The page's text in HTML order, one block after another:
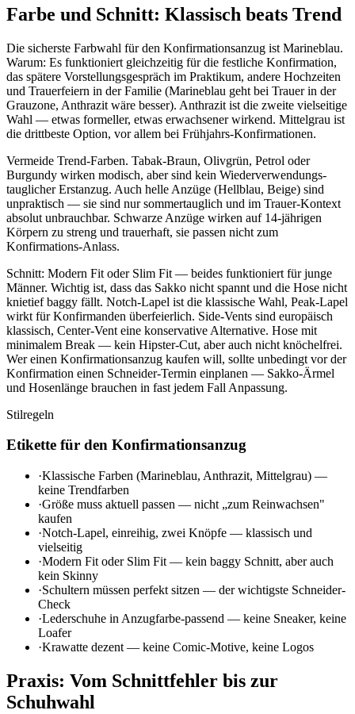
Farbe und Schnitt: Klassisch beats Trend
Die sicherste Farbwahl für den Konfirmationsanzug ist Marineblau.
Warum: Es funktioniert gleichzeitig für die festliche Konfirmation,
das spätere Vorstellungsgespräch im Praktikum, andere Hochzeiten
und Trauerfeiern in der Familie (Marineblau geht bei Trauer in der
Grauzone, Anthrazit wäre besser). Anthrazit ist die zweite vielseitige
Wahl — etwas formeller, etwas erwachsener wirkend. Mittelgrau ist
die drittbeste Option, vor allem bei Frühjahrs-Konfirmationen.
Vermeide Trend-Farben. Tabak-Braun, Olivgrün, Petrol oder
Burgundy wirken modisch, aber sind kein Wiederverwendungs-
tauglicher Erstanzug. Auch helle Anzüge (Hellblau, Beige) sind
unpraktisch — sie sind nur sommertauglich und im Trauer-Kontext
absolut unbrauchbar. Schwarze Anzüge wirken auf 14-jährigen
Körpern zu streng und trauerhaft, sie passen nicht zum
Konfirmations-Anlass.
Schnitt: Modern Fit oder Slim Fit — beides funktioniert für junge
Männer. Wichtig ist, dass das Sakko nicht spannt und die Hose nicht
knietief baggy fällt. Notch-Lapel ist die klassische Wahl, Peak-Lapel
wirkt für Konfirmanden überfeierlich. Side-Vents sind europäisch
klassisch, Center-Vent eine konservative Alternative. Hose mit
minimalem Break — kein Hipster-Cut, aber auch nicht knöchelfrei.
Wer einen Konfirmationsanzug kaufen will, sollte unbedingt vor der
Konfirmation einen Schneider-Termin einplanen — Sakko-Ärmel
und Hosenlänge brauchen in fast jedem Fall Anpassung.
Stilregeln
Etikette für den Konfirmationsanzug
·Klassische Farben (Marineblau, Anthrazit, Mittelgrau) —
keine Trendfarben
·Größe muss aktuell passen — nicht „zum Reinwachsen"
kaufen
·Notch-Lapel, einreihig, zwei Knöpfe — klassisch und
vielseitig
·Modern Fit oder Slim Fit — kein baggy Schnitt, aber auch
kein Skinny
·Schultern müssen perfekt sitzen — der wichtigste Schneider-
Check
·Lederschuhe in Anzugfarbe-passend — keine Sneaker, keine
Loafer
·Krawatte dezent — keine Comic-Motive, keine Logos
Praxis: Vom Schnittfehler bis zur
Schuhwahl